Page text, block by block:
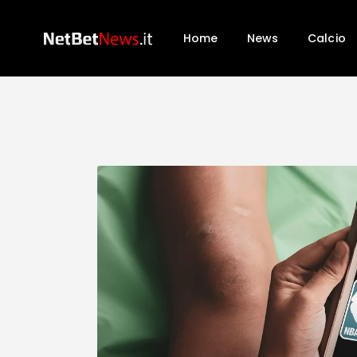
Home News Calcio